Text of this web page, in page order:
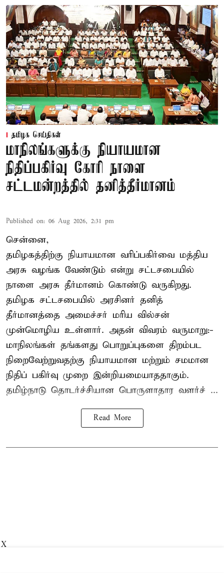
தமிழக செய்திகள்
மாநிலங்களுக்கு நியாயமான
நிதிப்பகிர்வு கோரி நாளை
சட்டமன்றத்தில் தனித்தீர்மானம்
Published on: 06 Aug 2026, 2:31 pm
சென்னை,
தமிழகத்திற்கு நியாயமான வரிப்பகிர்வை மத்திய
அரசு வழங்க வேண்டும் என்று சட்டசபையில்
நாளை அரசு தீர்மானம் கொண்டு வருகிறது.
தமிழக சட்டசபையில் அரசினர் தனித்
தீர்மானத்தை அமைச்சர் மரிய வில்சன்
முன்மொழிய உள்ளார். அதன் விவரம் வருமாறு:-
மாநிலங்கள் தங்களது பொறுப்புகளை திறம்பட
நிறைவேற்றுவதற்கு நியாயமான மற்றும் சமமான
நிதிப் பகிர்வு முறை இன்றியமையாததாகும்.
தமிழ்நாடு தொடர்ச்சியான பொருளாதார வளர்ச் ...
Read More
X